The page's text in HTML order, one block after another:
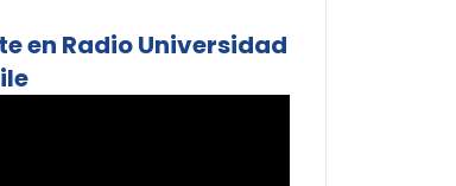
en Radio Universidad